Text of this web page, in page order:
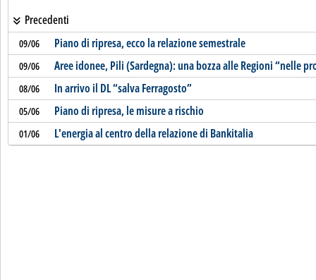
Precedenti
09/06 Piano di ripresa, ecco la relazione semestrale
09/06 Aree idonee, Pili (Sardegna): una bozza alle Regioni “nelle
08/06 In arrivo il DL “salva Ferragosto”
05/06 Piano di ripresa, le misure a rischio
01/06 L'energia al centro della relazione di Bankitalia